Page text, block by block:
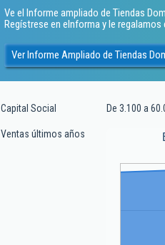
Ve el Informe ampliado de Tiendas
Regístrese en eInforma y le
Ver Informe Ampliado de Tiendas
Capital Social De 3.100 a
Ventas últimos años